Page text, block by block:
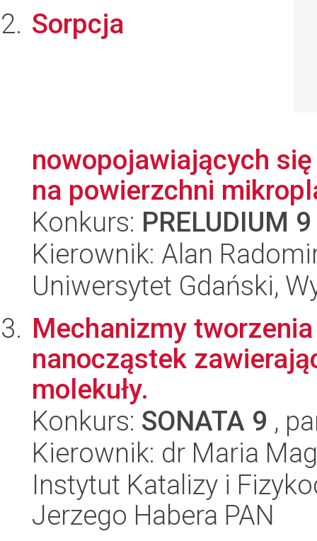
Sorpcja
nowopojawiających
na powierzchni
Konkurs: PRELUDIUM 9
Kierownik: Alan
Uniwersytet Gdański,
Mechanizmy
nanocząstek
molekuły.
Konkurs: SONATA 9 ,
Kierownik: dr Maria
Instytut Katalizy i
Jerzego Habera PAN